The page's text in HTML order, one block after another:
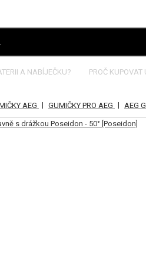
A NABÍJEČKU? PROČ KUPOVAT
AEG | GUMIČKY PRO AEG | AEG